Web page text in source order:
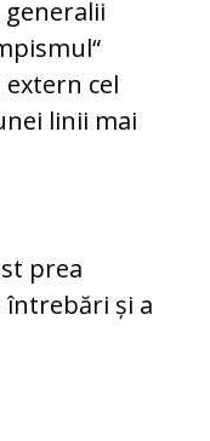
extern cel
linii mai
prea
și a